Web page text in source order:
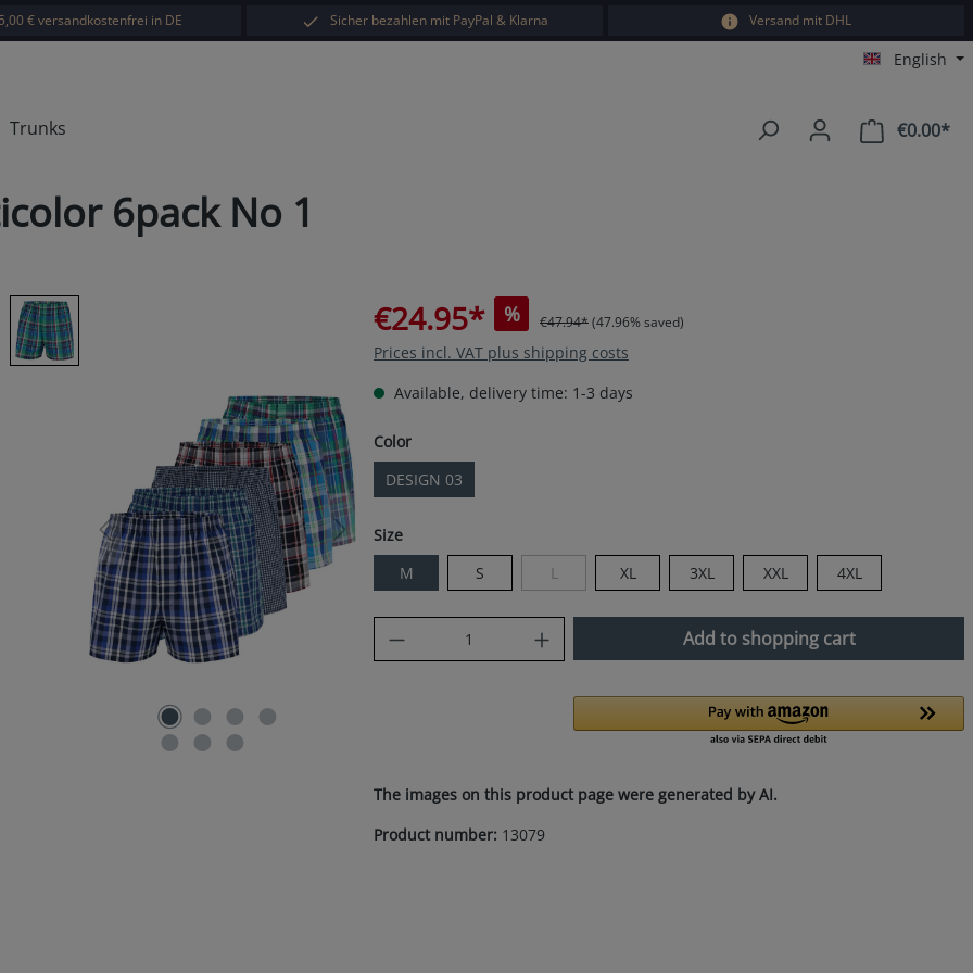
€ versandkostenfrei in DE Sicher bezahlen mit PayPal & Klarna Versand mit DHL
English
Trunks €0.00*
6pack No 1
€24.95* % €47.94*(47.96% saved)
Prices incl. VAT plus shipping costs
Available, delivery time: 1-3 days
Select
Color
DESIGN 03
Select
Size
M
S L
(This option is currently unavailable.)
XL 3XL XXL 4XL
Product Quantity: Enter the desired amount or
Add to shopping cart
The images on this product page were generated by AI.
Product number: 13079